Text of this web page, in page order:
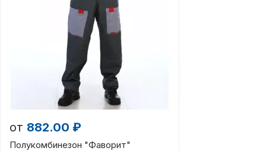
от 882.00 ₽
Полукомбинезон "Фаворит"